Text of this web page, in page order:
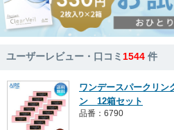
ユーザーレビュー・口コミ1544 件
ワンデースパークリン
ン 12箱セット
品番：6790